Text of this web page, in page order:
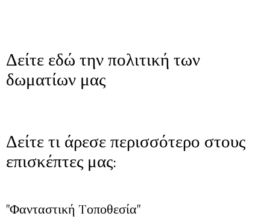
Δείτε εδώ την πολιτική των
δωματίων μας
Δείτε τι άρεσε περισσότερο στους
επισκέπτες μας:
"Φανταστική Tοποθεσία"